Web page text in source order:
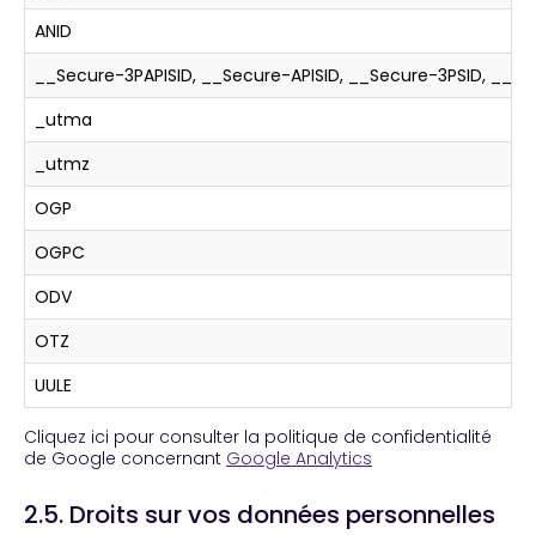
ANID
__Secure-3PAPISID, __Secure-APISID, __Secure-3PSID,
_utma
_utmz
OGP
OGPC
ODV
OTZ
UULE
Cliquez ici pour consulter la politique de confidentialité
de Google concernant Google Analytics
2.5. Droits sur vos données personnelles